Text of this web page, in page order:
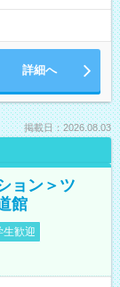
詳細へ
掲載日：2026.08.03
ョン＞ツ
館
生歓迎